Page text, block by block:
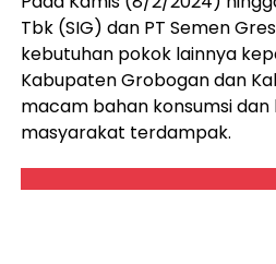
Tbk (SIG) dan PT Semen
kebutuhan pokok lainnya
Kabupaten Grobogan dan
macam bahan konsumsi
masyarakat terdampak.